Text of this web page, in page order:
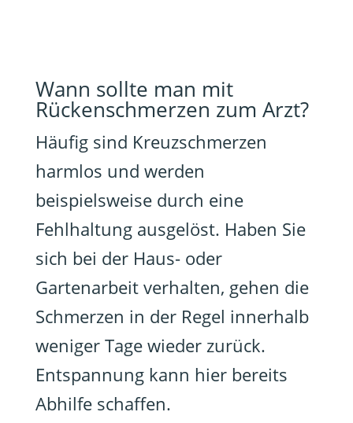
Wann sollte man mit
Rückenschmerzen zum Arzt?
Häufig sind Kreuzschmerzen
harmlos und werden
beispielsweise durch eine
Fehlhaltung ausgelöst. Haben Sie
sich bei der Haus- oder
Gartenarbeit verhalten, gehen die
Schmerzen in der Regel innerhalb
weniger Tage wieder zurück.
Entspannung kann hier bereits
Abhilfe schaffen.